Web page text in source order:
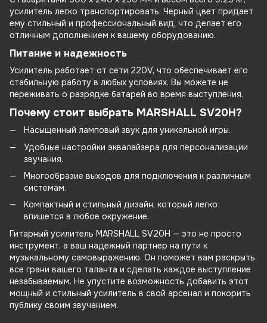
усилитель легко транспортировать. Черный цвет придает
ему стильный и профессиональный вид, что делает его
отличным дополнением к вашему оборудованию.
Питание и надежность
Усилитель работает от сети 220V, что обеспечивает его
стабильную работу в любых условиях. Вы можете не
переживать о разрядке батарей во время выступления.
Почему стоит выбрать MARSHALL SV20H?
Насыщенный ламповый звук для уникальной игры.
Удобные настройки эквалайзера для персонализации
звучания.
Многообразие выходов для подключения к различным
системам.
Компактный и стильный дизайн, который легко
впишется в любое окружение.
Гитарный усилитель MARSHALL SV20H — это не просто
инструмент, а ваш надежный партнер на пути к
музыкальному самовыражению. Он поможет вам раскрыть
все грани вашего таланта и сделать каждое выступление
незабываемым. Не упустите возможность добавить этот
мощный и стильный усилитель в свой арсенал и покорить
публику своим звучанием.